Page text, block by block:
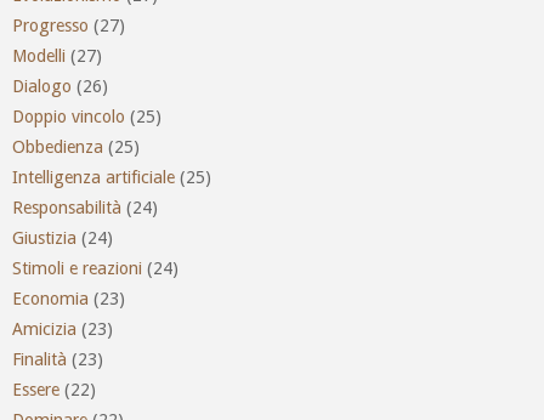
Progresso (27)
Modelli (27)
Dialogo (26)
Doppio vincolo (25)
Obbedienza (25)
Intelligenza artificiale (25)
Responsabilità (24)
Giustizia (24)
Stimoli e reazioni (24)
Economia (23)
Amicizia (23)
Finalità (23)
Essere (22)